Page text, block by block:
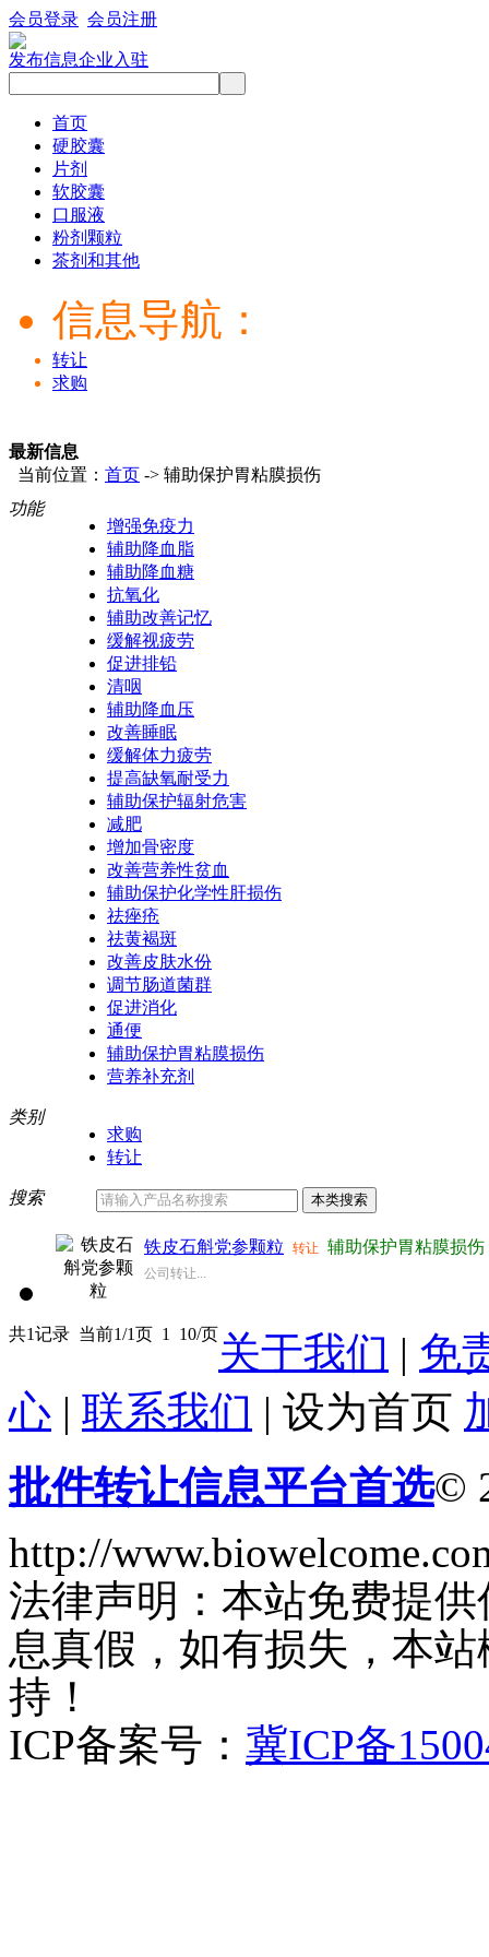
会员登录 会员注册
发布信息企业入驻
首页
硬胶囊
片剂
软胶囊
口服液
粉剂颗粒
茶剂和其他
信息导航：
转让
求购
最新信息
当前位置： 首页 -> 辅助保护胃粘膜损伤
功能
增强免疫力
辅助降血脂
辅助降血糖
抗氧化
辅助改善记忆
缓解视疲劳
促进排铅
清咽
辅助降血压
改善睡眠
缓解体力疲劳
提高缺氧耐受力
辅助保护辐射危害
减肥
增加骨密度
改善营养性贫血
辅助保护化学性肝损伤
祛痤疮
祛黄褐斑
改善皮肤水份
调节肠道菌群
促进消化
通便
辅助保护胃粘膜损伤
营养补充剂
类别
求购
转让
搜索
铁皮石斛党参颗粒 转让 辅助保护胃粘膜损伤
公司转让...
共1记录 当前1/1页 1 10/页关于我们 | 免
心 | 联系我们 | 设为首页
批件转让信息平台首选©
http://
法律声明：本站免费提
息真假，如有损失，本
持！
ICP备案号： 冀ICP备